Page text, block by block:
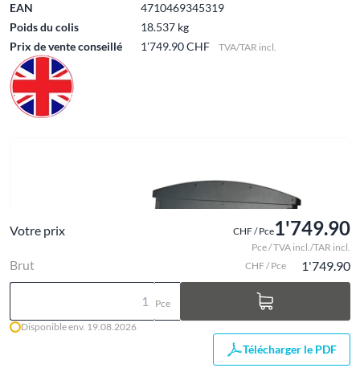
EAN
4710469345319
Poids du colis
18.537 kg
Prix de vente conseillé
1'749.90 CHF TVA/TAR incl.
Votre prix CHF / Pce1'749.90
Pce / TVA incl./TAR incl.
Brut CHF / Pce 1'749.90
Pce
Disponible env. 19.08.2026
Télécharger le PDF